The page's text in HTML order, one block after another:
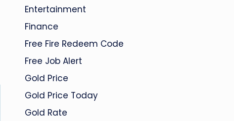
Entertainment
Finance
Free Fire Redeem Code
Free Job Alert
Gold Price
Gold Price Today
Gold Rate